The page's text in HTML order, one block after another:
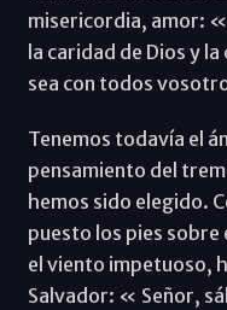
misericordia, amor: «
la caridad de Dios y
sea con todos
Tenemos todavía el
pensamiento del
hemos sido elegido.
puesto los pies sobre
el viento impetuoso,
Salvador: « Señor,